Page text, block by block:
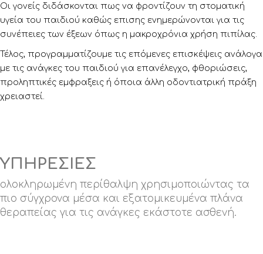
Οι γονείς διδάσκονται πως να φροντίζουν τη στοματική
υγεία του παιδιού καθώς επισης ενημερώνονται για τις
συνέπειες των έξεων όπως η μακροχρόνια χρήση πιπίλας.
Τέλος, προγραμματίζουμε τις επόμενες επισκέψεις ανάλογα
με τις ανάγκες του παιδιού για επανέλεγχο, φθοριώσεις,
προληπτικές εμφραξεις ή όποια άλλη οδοντιατρική πράξη
χρειαστεί.
ΥΠΗΡΕΣΙΕΣ
ολοκληρωμένη περίθαλψη χρησιμοποιώντας τα
πιο σύγχρονα μέσα και εξατομικευμένα πλάνα
θεραπείας για τις ανάγκες εκάστοτε ασθενή.